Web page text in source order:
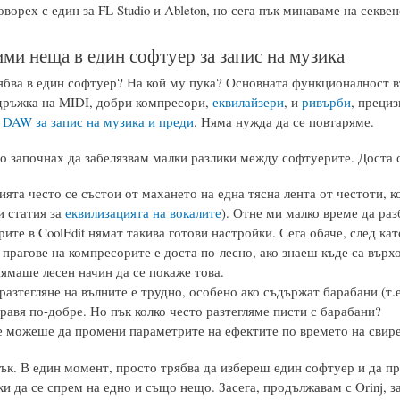
с един за FL Studio и Ableton, но сега пък минаваме на
неща в един софтуер за запис на музика
в един софтуер? На кой му пука? Основната функционалност
на MIDI, добри компресори, еквилайзери, и ривърби,
за запис на музика и преди. Няма нужда да се повтаряме.
започнах да забелязвам малки разлики между софтуерите.
често се състои от махането на една тясна лента от
статия за еквилизацията на вокалите). Отне ми малко време да
в CoolEdit нямат такива готови настройки. Сега обаче, след
на компресорите е доста по-лесно, ако знаеш къде са
лесен начин да се покаже това.
на вълните е трудно, особено ако съдържат барабани
по-добре. Но пък колко често разтегляме писти с барабани?
можеше да промени параметрите на ефектите по времето на
В един момент, просто трябва да избереш един софтуер и да
да се спрем на едно и също нещо. Засега, продължавам с Orinj,